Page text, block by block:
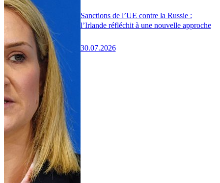
Sanctions de l’UE contre la Russie :
l’Irlande réfléchit à une nouvelle approche
30.07.2026